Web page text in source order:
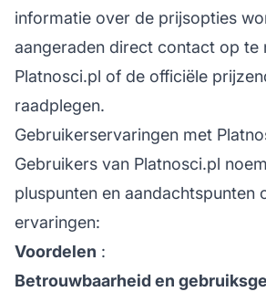
informatie over de prijsopties
aangeraden direct contact op te
Platnosci.pl of de officiële
raadplegen.
Gebruikerservaringen met
Gebruikers van Platnosci.pl
pluspunten en aandachtspunten
ervaringen:
Voordelen :
Betrouwbaarheid en